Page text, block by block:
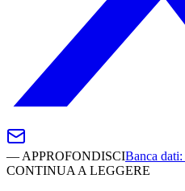
— APPROFONDISCIBanca dati:
CONTINUA A LEGGERE